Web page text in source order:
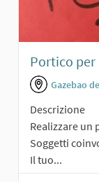
Portico
Gazebao
Descrizione
Realizzare
Soggetti
Il tuo...